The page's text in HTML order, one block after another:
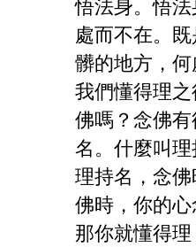
悟法身。悟
處而不在。
髒的地方，
我們懂得理
佛嗎？念佛
名。什麼叫
理持名，念
佛時，你的
那你就懂得